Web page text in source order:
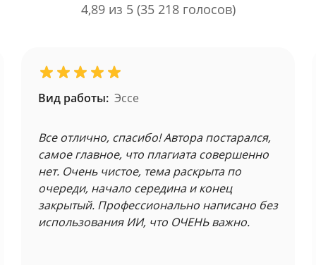
4,89 из 5 (35 218голосов)
Вид работы: Эссе
Все отлично, спасибо! Автора постарался,
самое главное, что плагиата совершенно
нет. Очень чистое, тема раскрыта по
очереди, начало середина и конец
закрытый. Профессионально написано без
использования ИИ, что ОЧЕНЬ важно.